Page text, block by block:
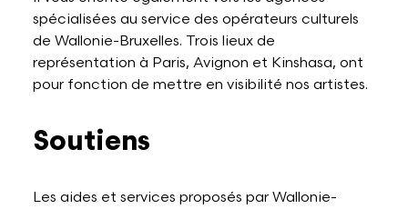
spécialisées au service des opérateurs culturels
de Wallonie-Bruxelles. Trois lieux de
représentation à Paris, Avignon et Kinshasa, ont
pour fonction de mettre en visibilité nos artistes.
Soutiens
Les aides et services proposés par Wallonie-
Lettres et Livres
Enseignement, formation, stage et emploi
Stage dans le domaine de la recherche
Revue W+B